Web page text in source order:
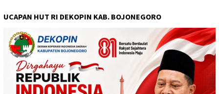
UCAPAN HUT RI DEKOPIN KAB. BOJONEGORO